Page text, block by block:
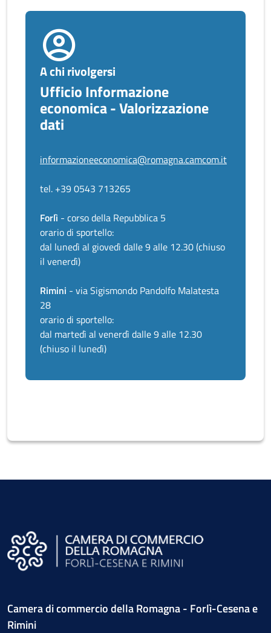
A chi rivolgersi
Ufficio Informazione
economica - Valorizzazione
dati
informazioneeconomica@romagna.camcom.it
tel. +39 0543 713265
Forlì - corso della Repubblica 5
orario di sportello:
dal lunedì al giovedì dalle 9 alle 12.30 (chiuso
il venerdì)
Rimini - via Sigismondo Pandolfo Malatesta
28
orario di sportello:
dal martedì al venerdì dalle 9 alle 12.30
(chiuso il lunedì)
Camera di commercio della Romagna - Forlì-Cesena e
Rimini